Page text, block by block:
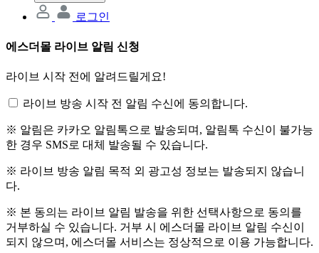
로그인
에스더몰 라이브 알림 신청
라이브 시작 전에 알려드릴게요!
라이브 방송 시작 전 알림 수신에 동의합니다.
※ 알림은 카카오 알림톡으로 발송되며, 알림톡 수신이 불가능
한 경우 SMS로 대체 발송될 수 있습니다.
※ 라이브 방송 알림 목적 외 광고성 정보는 발송되지 않습니
다.
※ 본 동의는 라이브 알림 발송을 위한 선택사항으로 동의를
거부하실 수 있습니다. 거부 시 에스더몰 라이브 알림 수신이
되지 않으며, 에스더몰 서비스는 정상적으로 이용 가능합니다.